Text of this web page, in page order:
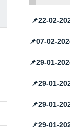
📌22-02-
📌07-02-
📌29-01-
📌29-01-
📌29-01-
📌29-01-